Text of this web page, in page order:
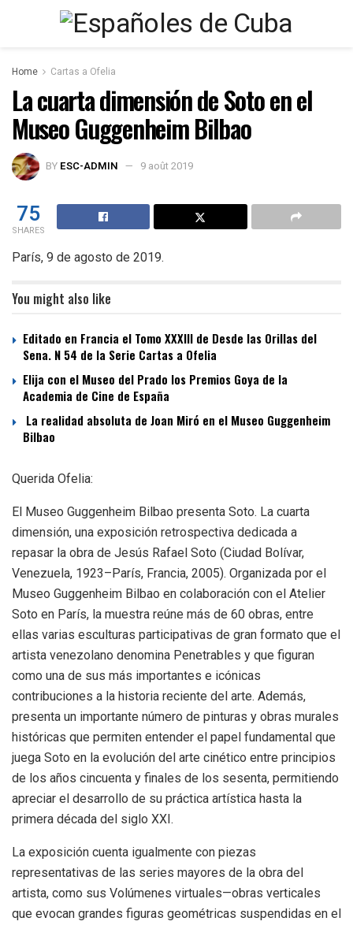
Home Cartas a Ofelia
La cuarta dimensión de Soto en el
Museo Guggenheim Bilbao
BY ESC-ADMIN 9 août 2019
75
SHARES
París, 9 de agosto de 2019.
You might also like
Editado en Francia el Tomo XXXIII de Desde las Orillas del
Sena. N 54 de la Serie Cartas a Ofelia
Elija con el Museo del Prado los Premios Goya de la
Academia de Cine de España
La realidad absoluta de Joan Miró en el Museo Guggenheim
Bilbao
Querida Ofelia:
El Museo Guggenheim Bilbao presenta Soto. La cuarta
dimensión, una exposición retrospectiva dedicada a
repasar la obra de Jesús Rafael Soto (Ciudad Bolívar,
Venezuela, 1923–París, Francia, 2005). Organizada por el
Museo Guggenheim Bilbao en colaboración con el Atelier
Soto en París, la muestra reúne más de 60 obras, entre
ellas varias esculturas participativas de gran formato que el
artista venezolano denomina Penetrables y que figuran
como una de sus más importantes e icónicas
contribuciones a la historia reciente del arte. Además,
presenta un importante número de pinturas y obras murales
históricas que permiten entender el papel fundamental que
juega Soto en la evolución del arte cinético entre principios
de los años cincuenta y finales de los sesenta, permitiendo
apreciar el desarrollo de su práctica artística hasta la
primera década del siglo XXI.
La exposición cuenta igualmente con piezas
representativas de las series mayores de la obra del
artista, como sus Volúmenes virtuales—obras verticales
que evocan grandes figuras geométricas suspendidas en el